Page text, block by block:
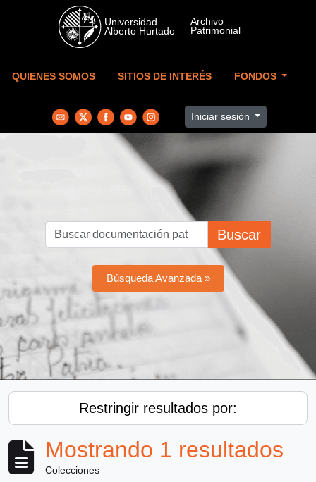
Skip to main content
QUIENES SOMOS SITIOS DE INTERÉS FONDOS
Iniciar sesión
Buscar
Búsqueda Avanzada »
Restringir resultados por:
Mostrando 1 resultados
Colecciones